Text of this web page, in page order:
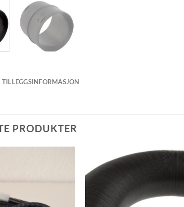
TILLEGGSINFORMASJON
PRODUKTER